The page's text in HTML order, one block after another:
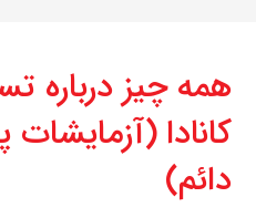
همه چیز درباره
کانادا
دائم)